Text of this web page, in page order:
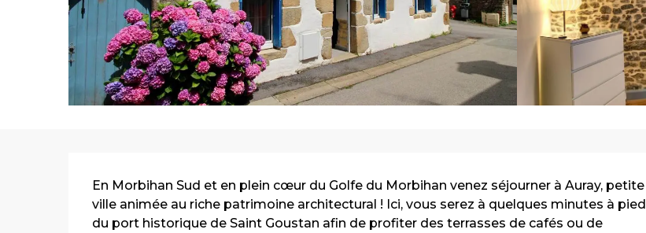
Description
En Morbihan Sud et en plein cœur du Golfe du Morbihan venez séjourner à Auray, petite
ville animée au riche patrimoine architectural ! Ici, vous serez à quelques minutes à pied
du port historique de Saint Goustan afin de profiter des terrasses de cafés ou de